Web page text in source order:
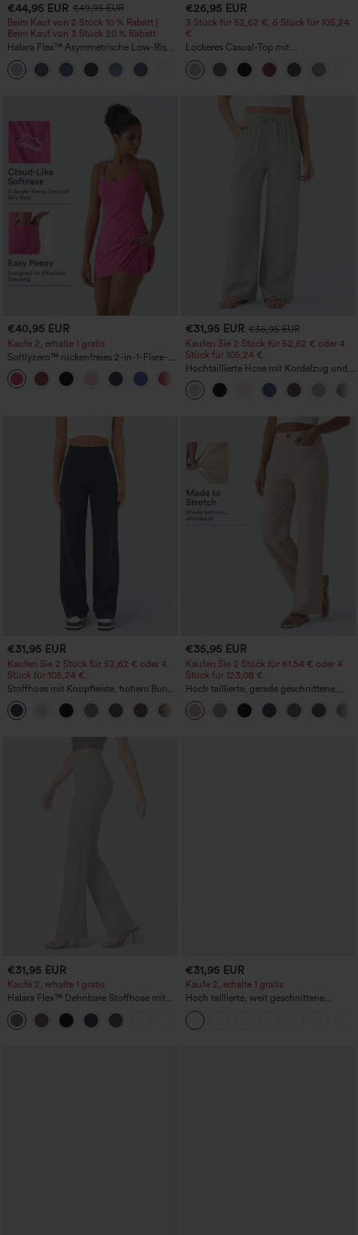
€44,95 EUR €49,95 EUR
Beim Kauf von 2 Stück 10 % Rabatt |
Beim Kauf von 3 Stück 20 % Rabatt
Halara Flex™ Asymmetrische Low-Rise-
Jeans mit Reißverschlusstaschen,
Baggy-Stil, weitem Bein, gewaschen,
lässig
+5
€26,95 EUR
3 Stück für 52,62 €, 6 Stück für 105,24
€
Lockeres Casual-Top mit
Rundhalsausschnitt und
Fledermausärmeln
€40,95 EUR
Kaufe 2, erhalte 1 gratis
Softlyzero™ rückenfreies 2-in-1-Flare-
Trainingskleid – Wannabe – Easy Peezy
€31,95 EUR €35,95 EUR
Kaufen Sie 2 Stück für 52,62 € oder 4
Stück für 105,24 €.
Hochtaillierte Hose mit Kordelzug und
Taschen, weitem Bein, lässig und locker
in Leinenoptik
€31,95 EUR
Kaufen Sie 2 Stück für 52,62 € oder 4
Stück für 105,24 €.
Stoffhose mit Knopfleiste, hohem Bund,
mehreren Taschen und geradem Bein
+23
€35,95 EUR
Kaufen Sie 2 Stück für 61,54 € oder 4
Stück für 123,08 €.
Hoch taillierte, gerade geschnittene,
legere Leinen-Optik-Hose mit Taschen
€31,95 EUR
Kaufe 2, erhalte 1 gratis
Halara Flex™ Dehnbare Stoffhose mit
hohem Bund und Seitentasche hinten
€31,95 EUR
Kaufe 2, erhalte 1 gratis
Hoch taillierte, weit geschnittene
Freizeithose aus Leinenmischung mit
Kordelzug und Taschen